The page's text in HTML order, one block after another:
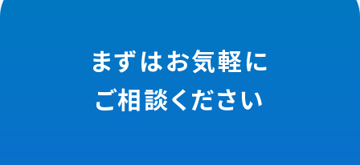
まずはお気軽に
ご相談ください